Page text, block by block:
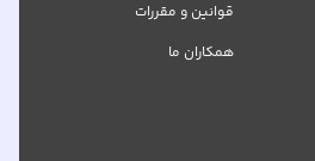
قوانین و مقررات
همکاران ما